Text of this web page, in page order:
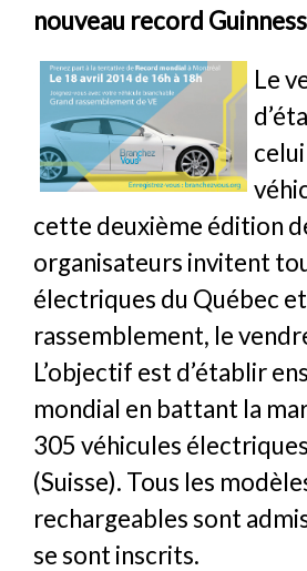
nouveau record Guinness
Le
cette deuxième édition
organisateurs invitent
électriques du Québec
rassemblement, le
L’objectif est d’établir
mondial en battant la
305 véhicules
(Suisse). Tous les
rechargeables sont
se sont inscrits.